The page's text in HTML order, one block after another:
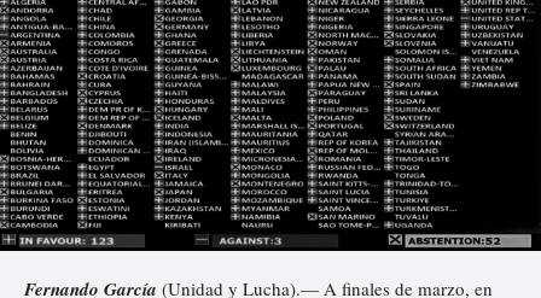
Fernando García (Unidad y Lucha).— A finales de marzo, en